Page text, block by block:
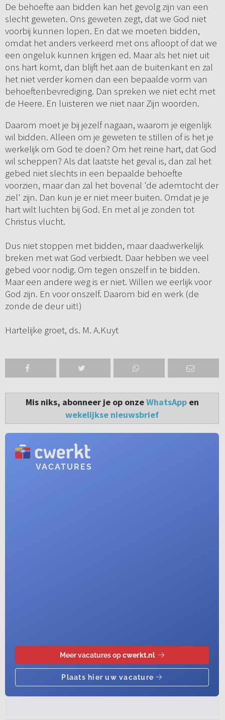
De behoefte aan bidden kan het gevolg zijn van een
slecht geweten. Ons geweten zegt, dat we God niet
voorbij kunnen lopen. En dat we moeten bidden,
omdat het anders verkeerd met ons afloopt of dat we
een ongeluk kunnen krijgen ed. Maar als het niet uit
ons hart komt, dan blijft het aan de buitenkant en zal
het niet verder komen dan een bepaalde vorm van
behoeftenbevrediging. Dan spreken we niet echt met
de Heere. En luisteren we niet naar Zijn woorden.
Daarom moet je bij jezelf nagaan, waarom je eigenlijk
wil bidden. Alleen om je geweten te stillen of is het je
werkelijk om God te doen? Om het reine hart, dat God
wil scheppen? Als dat laatste het geval is, dan zal het
gebed niet slechts in een bepaalde behoefte
voorzien, maar dan zal het bovenal 'de ademtocht der
ziel' zijn. Dan kun je er niet meer buiten. Omdat je je
hart wilt luchten bij God. En met al je zonden tot
Christus vlucht.
Dus niet stoppen met bidden, maar daadwerkelijk
breken met wat God verbiedt. Daar hebben we veel
gebed voor nodig. Om tegen onszelf in te bidden.
Maar een andere weg is er niet. Willen we eerlijk voor
God zijn. En voor onszelf. Daarom bid en werk (de
zonde de deur uit!)
Hartelijke groet, ds. M. A.Kuyt
Mis niks, abonneer je op onzeWhatsAppen
wekelijkse nieuwsbrief